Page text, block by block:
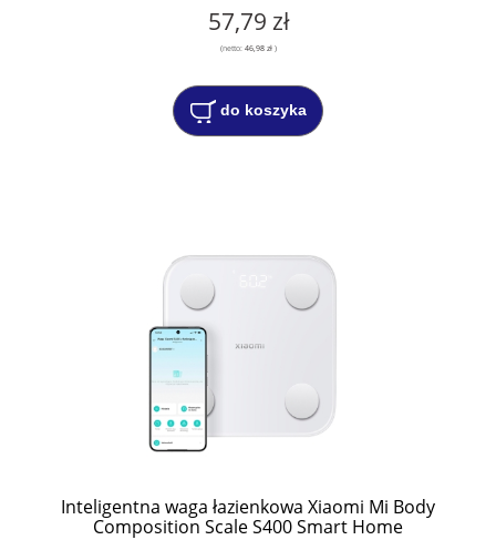
57,79 zł
(netto: 46,98 zł)
do koszyka
Inteligentna waga łazienkowa Xiaomi Mi Body
Composition Scale S400 Smart Home